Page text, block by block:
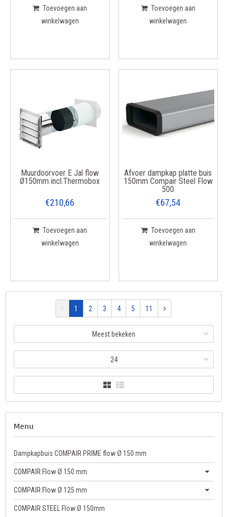
Toevoegen aan
winkelwagen
Toevoegen aan
winkelwagen
Muurdoorvoer E Jal flow
Ø150mm incl.Thermobox
€210,66
Toevoegen aan
winkelwagen
Afvoer dampkap platte buis
150mm Compair Steel Flow
500
€67,54
Toevoegen aan
winkelwagen
1 2 3 4 5 11
Meest bekeken
24
Menu
Dampkapbuis COMPAIR PRIME flow Ø 150 mm
COMPAIR Flow Ø 150 mm
COMPAIR Flow Ø 125 mm
COMPAIR STEEL Flow Ø 150mm